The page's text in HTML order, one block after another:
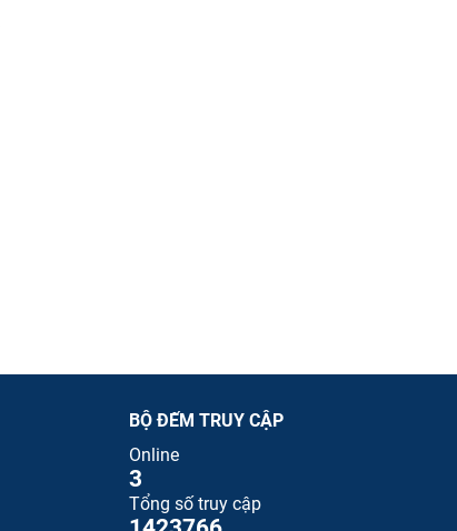
BỘ ĐẾM TRUY CẬP
Online
3
Tổng số truy cập